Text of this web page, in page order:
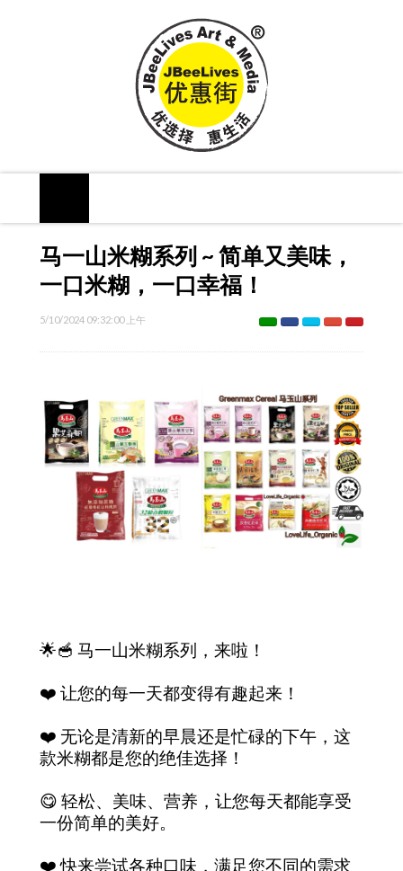
马一山米糊系列 ~ 简单又美味，
一口米糊，一口幸福！
5/10/2024 09:32:00 上午
🌟🥣 马一山米糊系列，来啦！
❤️ 让您的每一天都变得有趣起来！
❤️ 无论是清新的早晨还是忙碌的下午，这
款米糊都是您的绝佳选择！
😋 轻松、美味、营养，让您每天都能享受
一份简单的美好。
❤️ 快来尝试各种口味，满足您不同的需求